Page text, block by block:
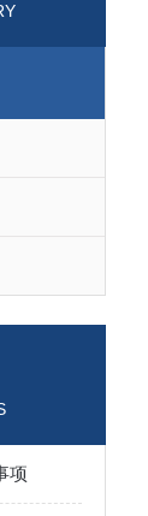
项